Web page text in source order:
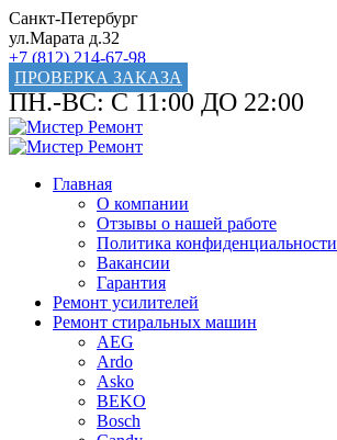
Санкт-Петербург
ул.Марата д.32
+7 (812) 214-67-98
ПРОВЕРКА ЗАКАЗА
ПН.-ВС: С 11:00 ДО 22:00
Главная
О компании
Отзывы о нашей работе
Политика конфиденциальности
Вакансии
Гарантия
Ремонт усилителей
Ремонт стиральных машин
AEG
Ardo
Asko
BEKO
Bosch